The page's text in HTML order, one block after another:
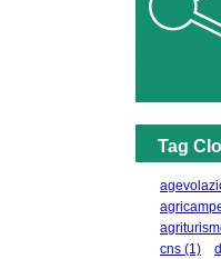
Tag
cns (1)